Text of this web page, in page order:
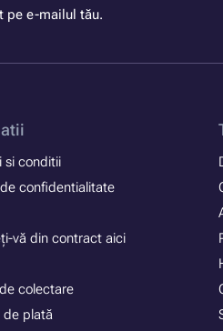
pe e-mailul tău.
si conditii
confidentialitate
vă din contract aici
colectare
de plată